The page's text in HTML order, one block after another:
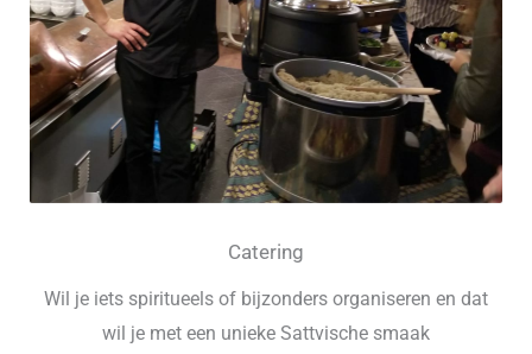
Catering
Wil je iets spiritueels of bijzonders organiseren en dat
wil je met een unieke Sattvische smaak